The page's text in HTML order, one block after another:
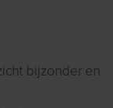
bijzonder en